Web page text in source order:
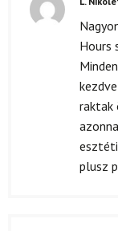
Hours
raktak
plusz